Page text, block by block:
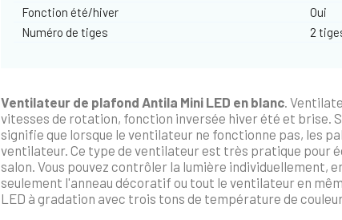
Fonction été/hiver
Oui
Numéro de tiges
2
Ventilateur de plafond Antila Mini LED en blanc .
vitesses de rotation, fonction inversée hiver été et brise.
signifie que lorsque le ventilateur ne fonctionne pas, les
ventilateur. Ce type de ventilateur est très pratique pour
salon. Vous pouvez contrôler la lumière individuellement,
seulement l'anneau décoratif ou tout le ventilateur en
LED à gradation avec trois tons de température de